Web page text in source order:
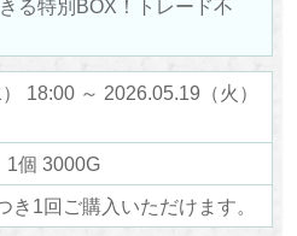
る特別BOX！トレード不
18:00 ～ 2026.05.19（火）
1個 3000G
き1回ご購入いただけます。